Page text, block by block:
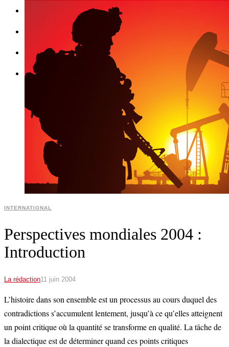
CULTURE
MULTIMÉDIAS
INTERNATIONAL
Perspectives mondiales 2004 :
Introduction
La rédaction11 juin 2004
L’histoire dans son ensemble est un processus au cours duquel des
contradictions s’accumulent lentement, jusqu’à ce qu’elles atteignent
un point critique où la quantité se transforme en qualité. La tâche de
la dialectique est de déterminer quand ces points critiques